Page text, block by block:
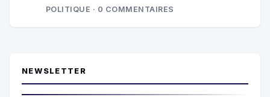
POLITIQUE · 0 COMMENTAIRES
NEWSLETTER